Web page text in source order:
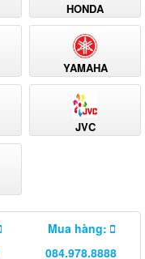
HONDA
YAMAHA
JVC
Mua hàng:
084.978.8888